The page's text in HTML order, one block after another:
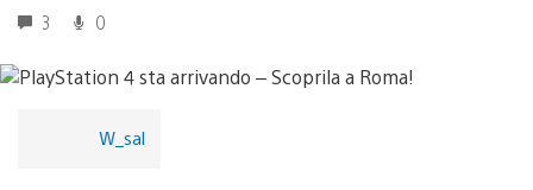
3 0
W_sal